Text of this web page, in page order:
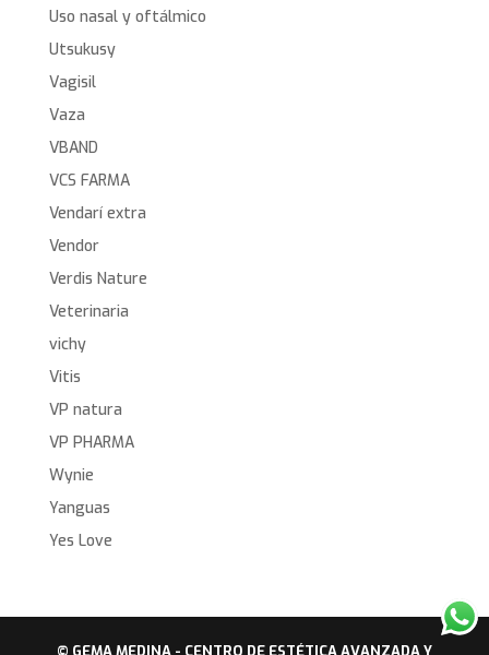
Uso nasal y oftálmico
Utsukusy
Vagisil
Vaza
VBAND
VCS FARMA
Vendarí extra
Vendor
Verdis Nature
Veterinaria
vichy
Vitis
VP natura
VP PHARMA
Wynie
Yanguas
Yes Love